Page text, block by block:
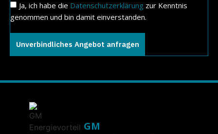
Ja, ich habe die Datenschutzerklärung zur Kenntnis
genommen und bin damit einverstanden.
Unverbindliches Angebot anfragen
GM